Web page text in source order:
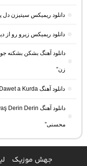
دانلود ریمیکس سیتیزن دل
دانلود ریمیکس زیرو رو از
دانلود آهنگ بشکن بشکنه
زن”
دانلود آهنگ Dawet a Kurda از Delal “هوش مصنوعی کرد ترند اینستا”
محسنی”
جهش موزیک